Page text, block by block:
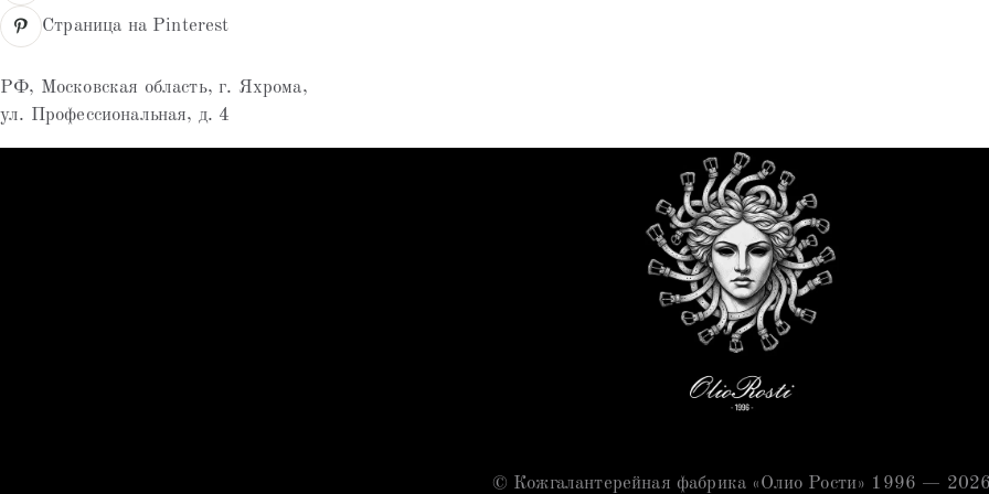
Страница на Pinterest
РФ, Московская область, г. Яхрома,
ул. Профессиональная, д. 4
© Кожгалантерейная фабрика «Олио Рости» 1996 —